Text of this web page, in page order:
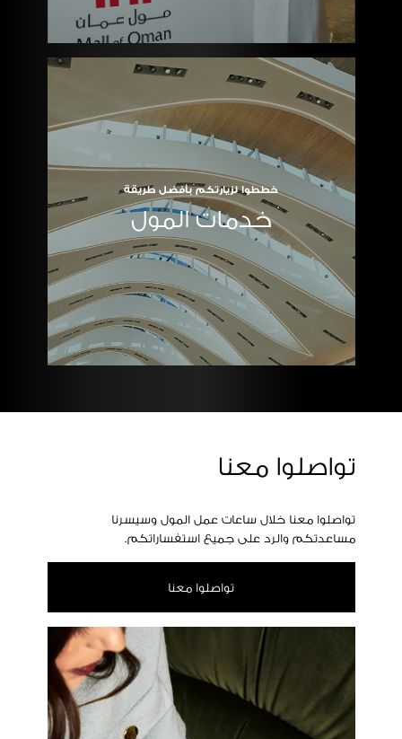
خططوا لزيارتكم بأفضل طريقة
خدمات المول
تواصلوا معنا
تواصلوا معنا خلال ساعات عمل المول وسيسرنا
مساعدتكم والرد على جميع استفساراتكم.
تواصلوا معنا